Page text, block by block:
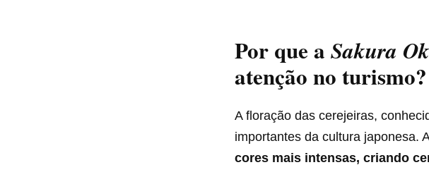
Por que a Sakura
atenção no turismo?
A floração das cerejeiras,
importantes da cultura japonesa.
cores mais intensas, criando